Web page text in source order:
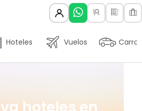
Hoteles Vuelos Carros
hoteles en